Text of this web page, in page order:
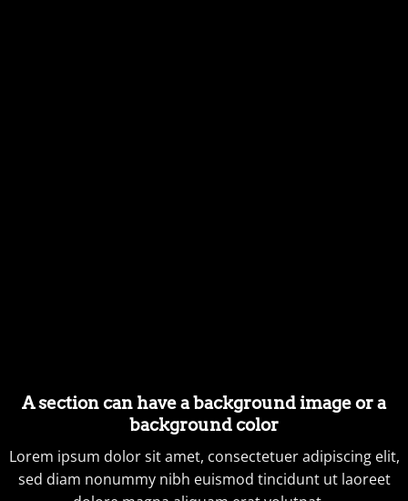
A section can have a background image or a
background color
Lorem ipsum dolor sit amet, consectetuer adipiscing elit,
sed diam nonummy nibh euismod tincidunt ut laoreet